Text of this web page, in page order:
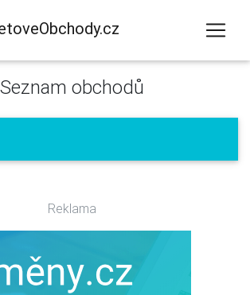
Seznam obchodů
Reklama